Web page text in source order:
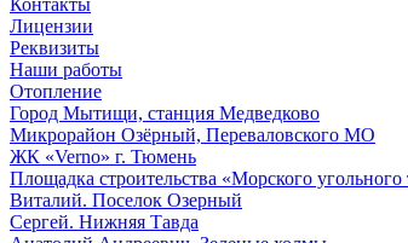
Контакты
Лицензии
Реквизиты
Наши работы
Отопление
Город Мытищи, станция Медведково
Микрорайон Озёрный, Переваловского МО
ЖК «Verno» г. Тюмень
Площадка строительства «Морского угольного
Виталий. Поселок Озерный
Сергей. Нижняя Тавда